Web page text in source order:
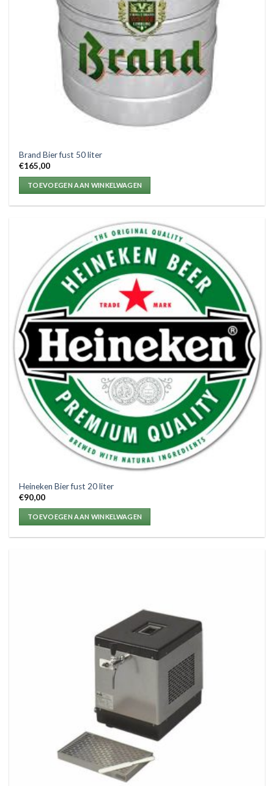
Brand Bier fust 50 liter
€165,00
TOEVOEGEN AAN WINKELWAGEN
Heineken Bier fust 20 liter
€90,00
TOEVOEGEN AAN WINKELWAGEN